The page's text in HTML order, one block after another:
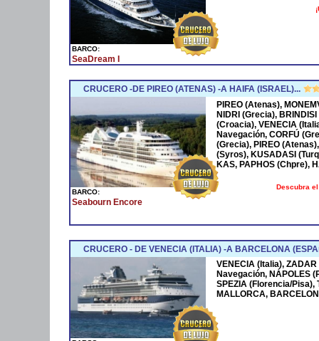
BARCO:
SeaDream I
CRUCERO -DE PIREO (ATENAS) -A HAIFA (ISRAEL)...
BARCO:
Seabourn Encore
PIREO (Atenas),
NIDRI (Grecia),
(Croacia), VENECIA
Navegación, CORFÚ
(Grecia), PIREO
(Syros), KUSADASI
KAS, PAPHOS (Chpre),
Descubra
CRUCERO - DE VENECIA (ITALIA) -A BARCELONA
VENECIA (Italia),
Navegación, NÁPOLES
SPEZIA (Florencia/Pisa),
MALLORCA,